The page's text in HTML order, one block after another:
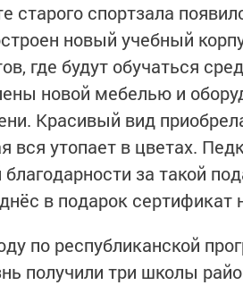
старого спортзала
новый учебный
где будут обучаться
новой мебелью и
Красивый вид
вся утопает в цветах.
за такой
в подарок сертификат
по республиканской
получили три школы